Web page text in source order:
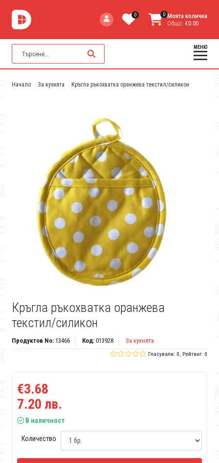
0 0 Моята количка
Общо: €0.00
МЕНЮ
Начало За кухнята Кръгла ръкохватка оранжева текстил/силикон
Кръгла ръкохватка оранжева
текстил/силикон
Продуктов No:13466 Код:013928 За кухнята
Гласували: 0, Рейтинг: 0
€3.68
7.20 лв.
В наличност
Количество